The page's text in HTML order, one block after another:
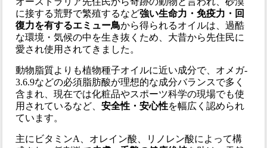
に接する荒野で繁殖するなど強い生命力・免疫力・回
復力を有するエミュー鳥から得られるオイルは、過酷
な環境・気候の中を生き抜くため、大昔から先住民に
愛され使用されてきました。
動物脂質よりも植物種子オイルに近い成分で、オメガ-
3.6.9などの必須脂肪酸が理想的な成分バランスで多く
含まれ、現在では化粧品やスポーツ科学の現場でも使
用されているなど、安全性・安心性を幅広く認められ
ています。
主にビタミンA、オレイン酸、リノレン酸によって構